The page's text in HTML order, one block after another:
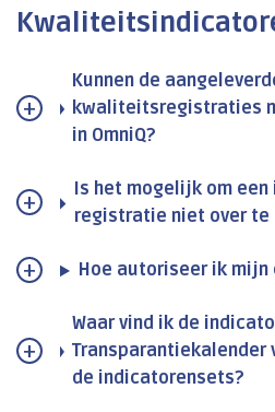
Kunnen de
kwaliteitsregistraties
in OmniQ?
Is het mogelijk om
registratie niet over te
Hoe autoriseer ik mijn
Waar vind ik de
Transparantiekalender
de indicatorensets?